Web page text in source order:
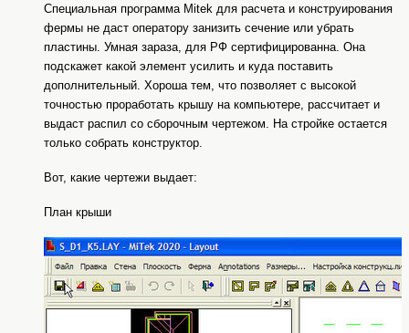
Специальная программа Mitek для расчета и конструирования
фермы не даст оператору занизить сечение или убрать
пластины. Умная зараза, для РФ сертифицированна. Она
подскажет какой элемент усилить и куда поставить
дополнительный. Хороша тем, что позволяет с высокой
точностью проработать крышу на компьютере, рассчитает и
выдаст распил со сборочным чертежом. На стройке остается
только собрать конструктор.
Вот, какие чертежи выдает:
План крыши